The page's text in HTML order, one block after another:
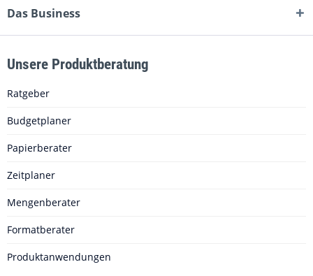
Das Business
Unsere Produktberatung
Ratgeber
Budgetplaner
Papierberater
Zeitplaner
Mengenberater
Formatberater
Produktanwendungen